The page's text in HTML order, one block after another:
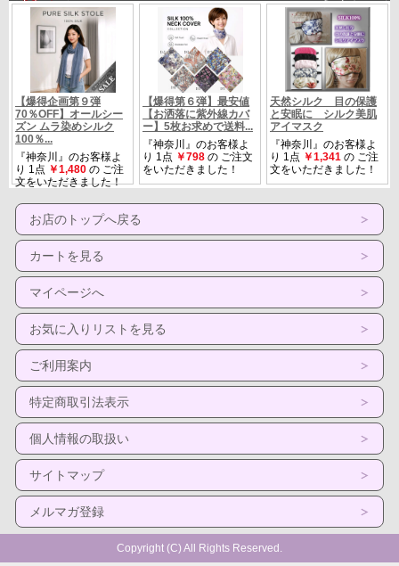
お店のトップへ戻る
カートを見る
マイページへ
お気に入りリストを見る
ご利用案内
特定商取引法表示
個人情報の取扱い
サイトマップ
メルマガ登録
Copyright (C) All Rights Reserved.